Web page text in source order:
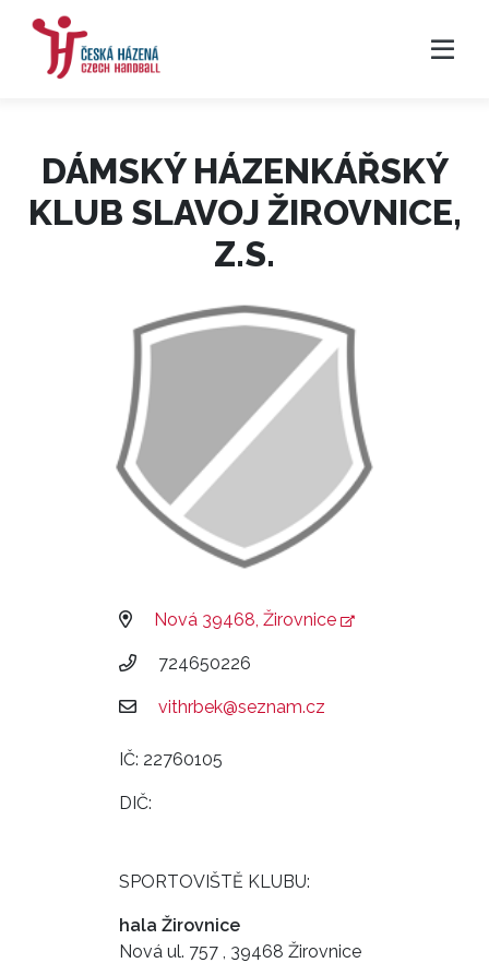
DÁMSKÝ HÁZENKÁŘSKÝ
KLUB SLAVOJ ŽIROVNICE,
Z.S.
Nová 39468, Žirovnice
724650226
vithrbek@seznam.cz
IČ: 22760105
DIČ:
SPORTOVIŠTĚ KLUBU:
hala Žirovnice
Nová ul. 757 , 39468 Žirovnice